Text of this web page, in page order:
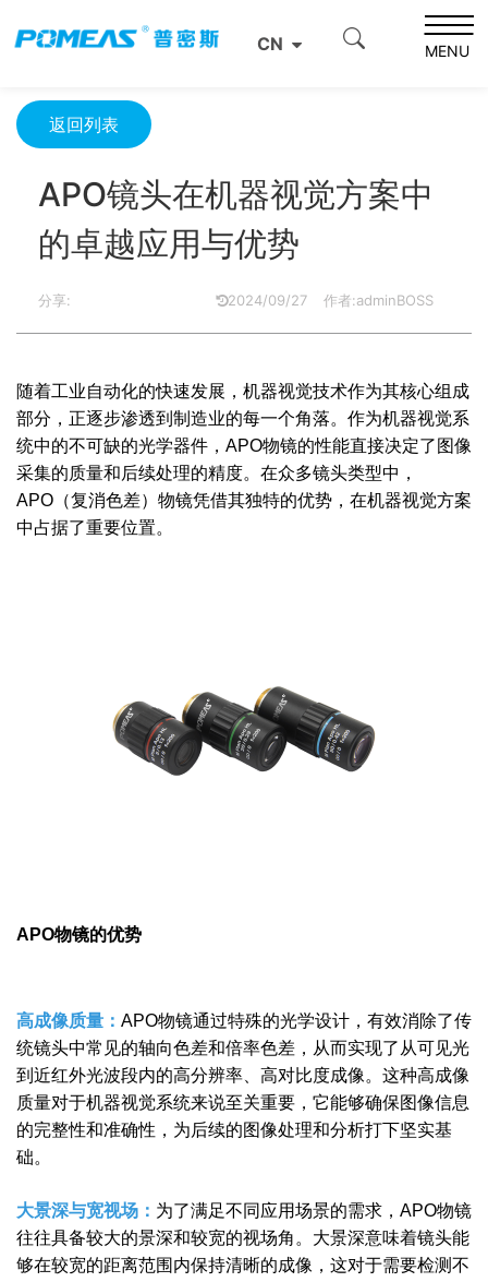
CN MENU
APO镜头在机器视觉方案中的卓越应用与优势
返回列表
APO镜头在机器视觉方案中
的卓越应用与优势
分享: 2024/09/27 作者:adminBOSS
随着工业自动化的快速发展，机器视觉技术作为其核心组成
部分，正逐步渗透到制造业的每一个角落。作为机器视觉系
统中的不可缺的光学器件，APO物镜的性能直接决定了图像
采集的质量和后续处理的精度。在众多镜头类型中，
APO（复消色差）物镜凭借其独特的优势，在机器视觉方案
中占据了重要位置。
APO物镜的优势
高成像质量： APO物镜通过特殊的光学设计，有效消除了传
统镜头中常见的轴向色差和倍率色差，从而实现了从可见光
到近红外光波段内的高分辨率、高对比度成像。这种高成像
质量对于机器视觉系统来说至关重要，它能够确保图像信息
的完整性和准确性，为后续的图像处理和分析打下坚实基
础。
大景深与宽视场： 为了满足不同应用场景的需求，APO物镜
往往具备较大的景深和较宽的视场角。大景深意味着镜头能
够在较宽的距离范围内保持清晰的成像，这对于需要检测不